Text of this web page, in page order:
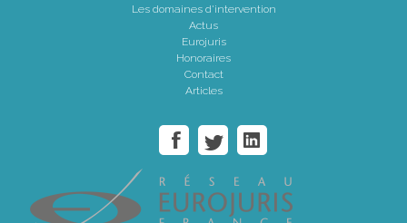
Les domaines d'intervention
Actus
Eurojuris
Honoraires
Contact
Articles